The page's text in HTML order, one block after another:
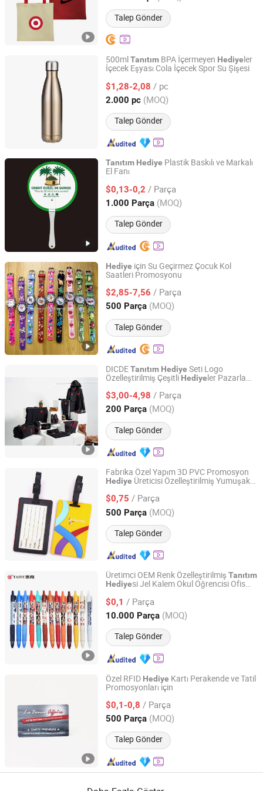
Talep Gönder
500mlTanıtım BPA İçermeyen Hediyeler
İçecek Eşyası Cola İçecek Spor Su Şişesi
$1,28-2,08 / pc
2.000 pc (MOQ)
Talep Gönder
Ningbo General Union Co., Ltd
Zhejiang, China Fiyat 2022
Tanıtım Hediye Plastik Baskılı ve Markalı
El Fanı
$0,13-0,2 / Parça
1.000 Parça (MOQ)
Talep Gönder
Jinggoal International Limited
Guangdong, China Fiyat 2008
Hediye için Su Geçirmez Çocuk Kol
Saatleri Promosyonu
$2,85-7,56 / Parça
500 Parça (MOQ)
Talep Gönder
Shenzhen Shi Ying Technology Co., Ltd.
Guangdong, China Fiyat 2017
DICDETanıtım Hediye Seti Logo
Özelleştirilmiş Çeşitli Hediyeler Pazarlama
$3,00-4,98 / Parça
200 Parça (MOQ)
Talep Gönder
Shenzhen Dongqiyuan Technology Co. Ltd
Guangdong, China Fiyat 2026
Fabrika Özel Yapım 3D PVC Promosyon
Hediye Üreticisi Özelleştirilmiş Yumuşak
Özel Kauçuk Şirket Logosu Valiz Etiketi
$0,75 / Parça
500 Parça (MOQ)
Talep Gönder
Henglan Gifts Limited
Guangdong, China Fiyat 2007
Üretimci OEM Renk Özelleştirilmiş Tanıtım
Hediyesi Jel Kalem Okul Öğrencisi Ofis
$0,1 / Parça
10.000 Parça (MOQ)
Talep Gönder
Ningbo Taiyu Stationery Co., Ltd.
Zhejiang, China Fiyat 2014
Özel RFID Hediye Kartı Perakende ve Tatil
Promosyonları için
$0,1-0,8 / Parça
500 Parça (MOQ)
Talep Gönder
Fortune Smart Tag Co., Limited
Guangdong, China Fiyat 2026